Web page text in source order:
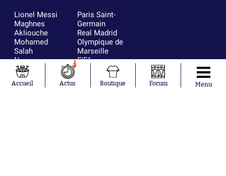
Lionel Messi
Maghnes
Akliouche
Mohamed
Salah
Neymar
Julián Álvarez
Ferrán Torres
Kilian Corredor
Paris Saint-
Germain
Real Madrid
Olympique de
Marseille
FIFA
FC Barcelone
Argentine
Olympique
Accueil
7
Actus Boutique Forum Menu